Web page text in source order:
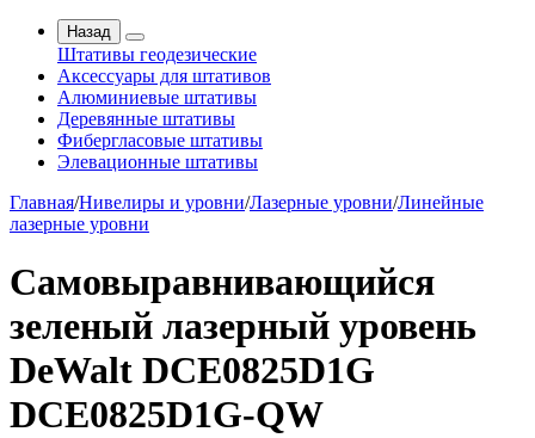
Назад
Штативы геодезические
Аксессуары для штативов
Алюминиевые штативы
Деревянные штативы
Фибергласовые штативы
Элевационные штативы
Главная/Нивелиры и уровни/Лазерные уровни/Линейные
лазерные уровни
Cамовыравнивающийся
зеленый лазерный уровень
DeWalt DCE0825D1G
DCE0825D1G-QW